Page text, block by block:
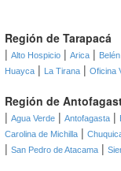
Región de Tarapacá
| Alto Hospicio | Arica | Belén
Huayca | La Tirana | Oficina
Región de
| Agua Verde | Antofagasta |
Carolina de Michilla |
| San Pedro de Atacama |